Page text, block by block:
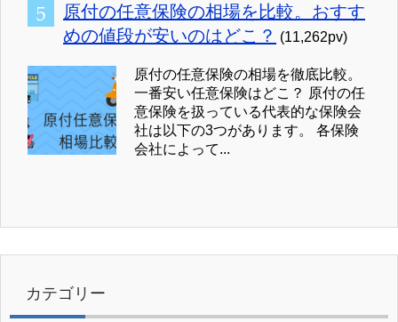
原付の任意保険の相場を比較。おすす
めの値段が安いのはどこ？ (11,262pv)
原付の任意保険の相場を徹底比較。
一番安い任意保険はどこ？ 原付の任
意保険を扱っている代表的な保険会
社は以下の3つがあります。 各保険
会社によって...
カテゴリー